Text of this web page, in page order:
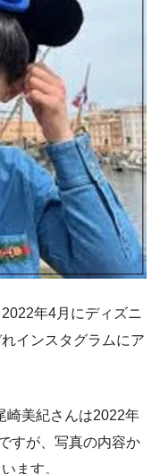
年4月にディズニ
インスタグラムにア
崎美紀さんは2022年
すが、写真の内容か
ます。